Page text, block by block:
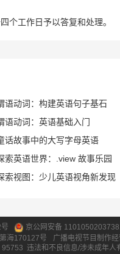
个工作日予以答复和处理。
语动词：构建英语句子基石
语动词：英语基础入门
话故事中的大写字母英语
索英语世界：.view 故事乐园
索视图：少儿英语视角新发现
京公网安备
海170127号
广播电视节目制作
95753 违法和不良信息/涉未成年